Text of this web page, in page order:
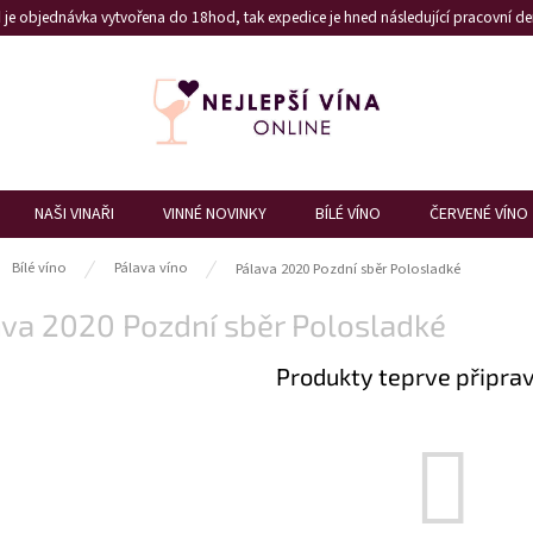
objednávka vytvořena do 18hod, tak expedice je hned následující pracovní
NAŠI VINAŘI VINNÉ NOVINKY BÍLÉ VÍNO ČERVENÉ VÍNO
Bílé víno Pálava víno Pálava 2020 Pozdní sběr Polosladké
2020 Pozdní sběr Polosladké
Produkty teprve